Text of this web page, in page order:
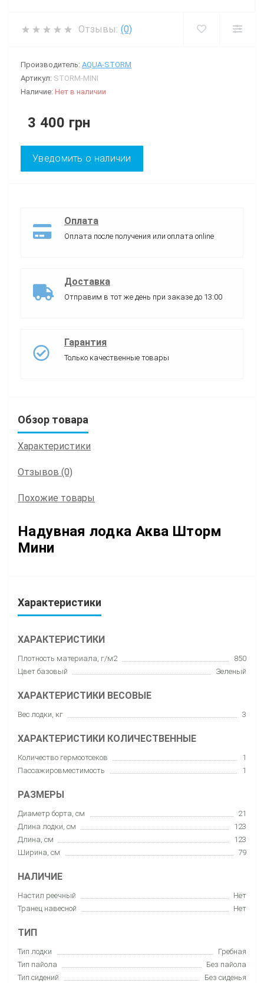
Отзывы: (0)
Производитель: AQUA-STORM
Артикул: STORM-MINI
Наличие: Нет в наличии
3 400 грн
Уведомить о наличии
Оплата
Оплата после получения или оплата online
Доставка
Отправим в тот же день при заказе до 13:00
Гарантия
Только качественные товары
Обзор товара
Характеристики
Отзывов (0)
Похожие товары
Надувная лодка Аква Шторм
Мини
Характеристики
ХАРАКТЕРИСТИКИ
Плотность материала, г/м2
850
Цвет базовый
Зеленый
ХАРАКТЕРИСТИКИ ВЕСОВЫЕ
Вес лодки, кг 3
ХАРАКТЕРИСТИКИ КОЛИЧЕСТВЕННЫЕ
Количество гермоотсеков
1
Пассажировместимость
1
РАЗМЕРЫ
Диаметр борта, см
21
Длина лодки, см
123
Длина, см
123
Ширина, см
79
НАЛИЧИЕ
Настил реечный
Нет
Транец навесной
Нет
ТИП
Тип лодки
Гребная
Тип пайола
Без пайола
Тип сидений
Без сиденья